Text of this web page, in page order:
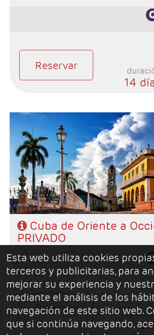
Reservar
14
- Salidas: Jueves y Domingos
- Ruta: 2 noches Habana, 2 noches
noches Camaguey, 2 noche Trinidad, 3
Santa María, y 1 noche Habana.
- Categoría hotelera: Categoria Básica
- Régimen: Según programa
Cuba de Oriente a
PRIVADO
Reservar
14
Esta web utiliza cookies
terceros y publicitarias, para
mejorar su experiencia y
mediante el análisis de los
navegación de este sitio web.
que si continúa navegando,